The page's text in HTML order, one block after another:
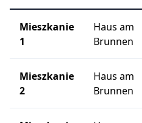
Mieszkanie
1
Haus am
Brunnen
Mieszkanie
2
Haus am
Brunnen